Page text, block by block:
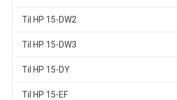
Til HP 15-DW2
Til HP 15-DW3
Til HP 15-DY
Til HP 15-EF